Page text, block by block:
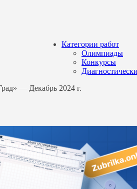
Категории работ
Олимпиады
Конкурсы
— Декабрь 2024 г.